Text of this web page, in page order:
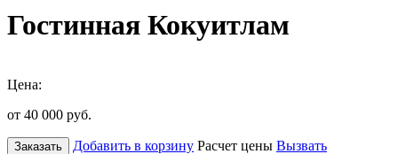
Гостинная Кокуитлам
Цена:
от 40 000 руб.
Заказать Добавить в корзину Расчет цены Вызвать